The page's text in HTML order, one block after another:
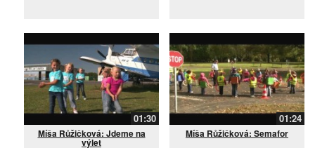
01:30
Míša Růžičková: Jdeme na
výlet
01:24
Míša Růžičková: Semafor